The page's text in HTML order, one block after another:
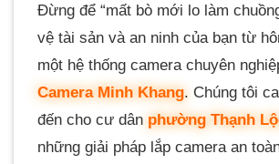
Đừng để “mất bò mới lo làm
vệ tài sản và an ninh của bạn từ
một hệ thống camera chuyên
Camera Minh Khang. Chúng tôi
đến cho cư dân phường Thạnh
những giải pháp lắp camera an